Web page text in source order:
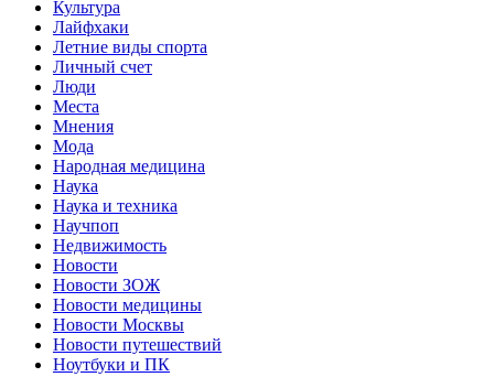
Культура
Лайфхаки
Летние виды спорта
Личный счет
Люди
Места
Мнения
Мода
Народная медицина
Наука
Наука и техника
Научпоп
Недвижимость
Новости
Новости ЗОЖ
Новости медицины
Новости Москвы
Новости путешествий
Ноутбуки и ПК